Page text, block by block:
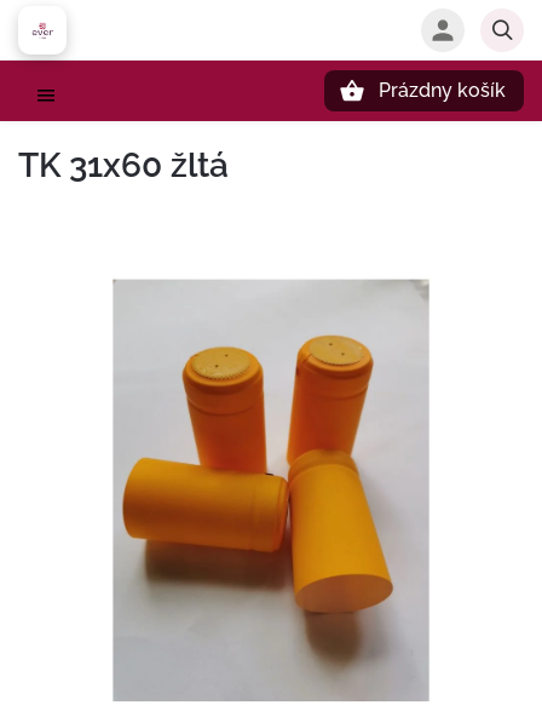
Prázdny košík
TK 31x60 žltá